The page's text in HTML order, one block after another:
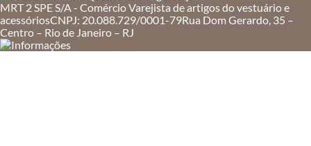
MRT 2 SPE S/A - Comércio Varejista de artigos do vestuário e
acessóriosCNPJ: 20.088.729/0001-79Rua Dom Gerardo, 35 –
Centro – Rio de Janeiro – RJ